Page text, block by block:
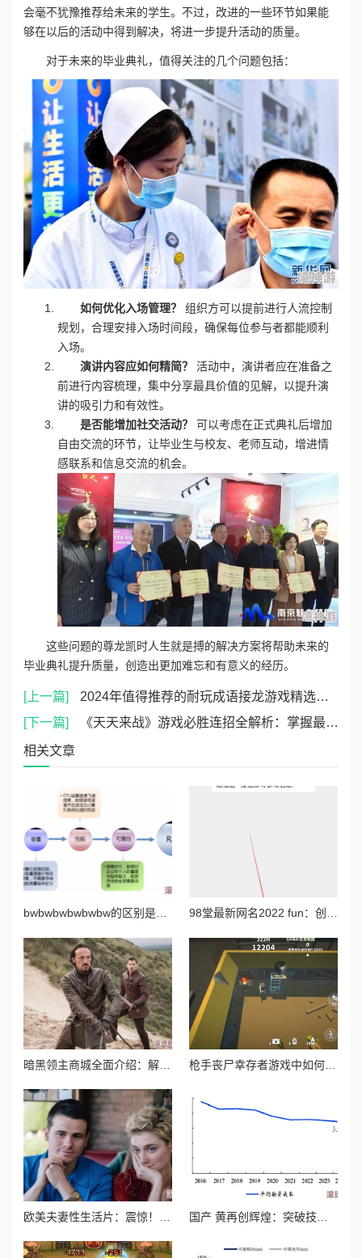
会毫不犹豫推荐给未来的学生。不过，改进的一些环节如果能
够在以后的活动中得到解决，将进一步提升活动的质量。
对于未来的毕业典礼，值得关注的几个问题包括：
如何优化入场管理？
组织方可以提前进行人流控制
规划，合理安排入场时间段，确保每位参与者都能顺利
入场。
演讲内容应如何精简？
活动中，演讲者应在准备之
前进行内容梳理，集中分享最具价值的见解，以提升演
讲的吸引力和有效性。
是否能增加社交活动？
可以考虑在正式典礼后增加
自由交流的环节，让毕业生与校友、老师互动，增进情
感联系和信息交流的机会。
这些问题的尊龙凯时人生就是搏的解决方案将帮助未来的
毕业典礼提升质量，创造出更加难忘和有意义的经历。
[上一篇]
2024年值得推荐的耐玩成语接龙游戏精选及分享大全
[下一篇]
《天天来战》游戏必胜连招全解析：掌握最强组合，轻松击败所有对手
相关文章
bwbwbwbwbwbw的区别是什么？深入分析不同场景下bwbw组合的含义与应用，揭示其背后的文化和语境差异 98堂最新网名2022 fun：创意无限的网络昵称推荐与使用技巧分享，助你在社交平台中脱颖而出
枪手丧尸幸存者游戏中如何获取强力武器火箭筒攻略